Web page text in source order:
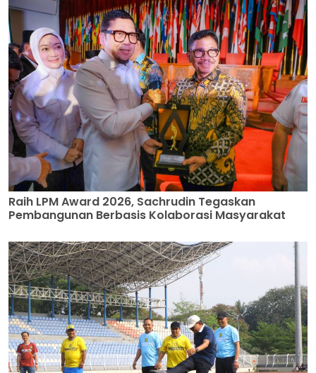
Raih LPM Award 2026, Sachrudin Tegaskan
Pembangunan Berbasis Kolaborasi Masyarakat